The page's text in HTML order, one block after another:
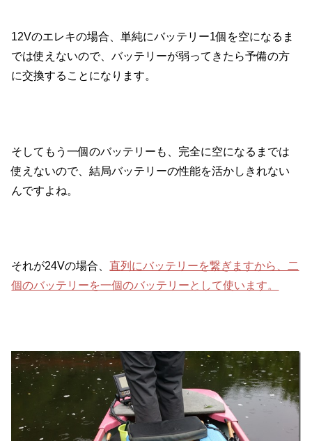
12Vのエレキの場合、単純にバッテリー1個を空になるま
では使えないので、バッテリーが弱ってきたら予備の方
に交換することになります。
そしてもう一個のバッテリーも、完全に空になるまでは
使えないので、結局バッテリーの性能を活かしきれない
んですよね。
それが24Vの場合、 直列にバッテリーを繋ぎますから、二
個のバッテリーを一個のバッテリーとして使います。